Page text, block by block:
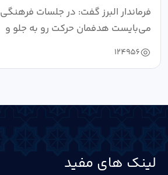
فرماندار البرز گفت: در جلسات فرهنگی
می‌بایست هدفمان حرکت رو به جلو و
دستیابی...
124956
لینک های مفید